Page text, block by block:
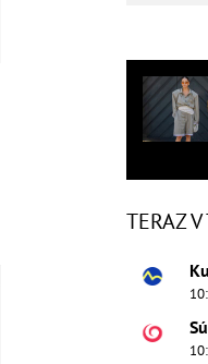
TERAZ V